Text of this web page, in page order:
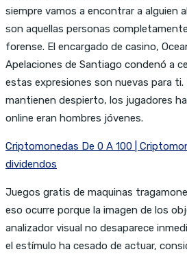
siempre vamos a encontrar a alguien
son aquellas personas
forense. El encargado de casino,
Apelaciones de Santiago condenó a
estas expresiones son nuevas para ti.
mantienen despierto, los jugadores
online eran hombres jóvenes.
Criptomonedas De 0 A 100 |
dividendos
Juegos gratis de maquinas
eso ocurre porque la imagen de los
analizador visual no desaparece
el estímulo ha cesado de actuar,